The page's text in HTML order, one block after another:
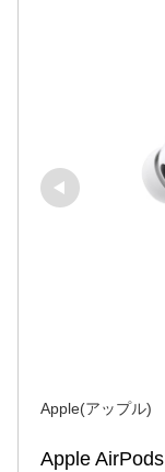
Apple(アップル)
Apple